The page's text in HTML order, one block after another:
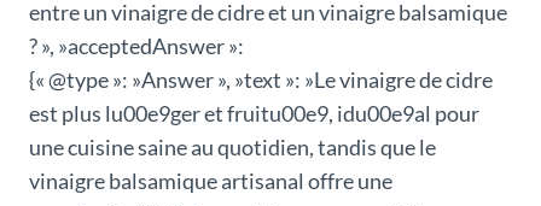
entre un vinaigre de cidre et un vinaigre balsamique
? », »acceptedAnswer »:
{« @type »: »Answer », »text »: »Le vinaigre de cidre
est plus lu00e9ger et fruitu00e9, idu00e9al pour
une cuisine saine au quotidien, tandis que le
vinaigre balsamique artisanal offre une